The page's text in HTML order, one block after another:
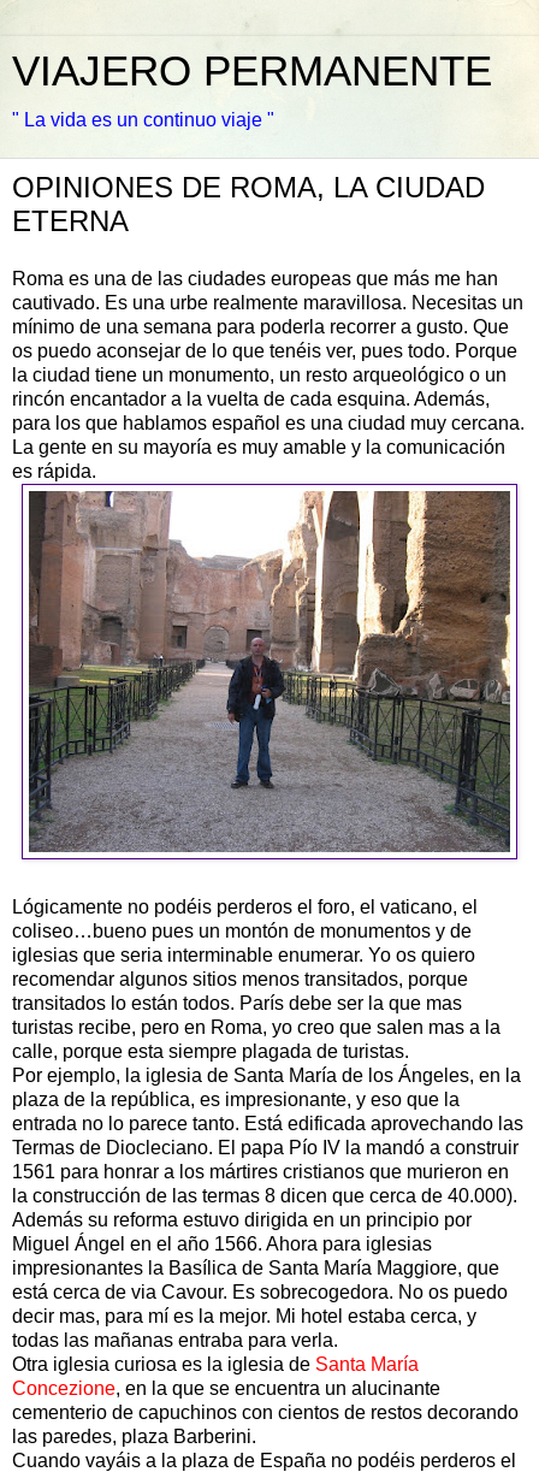
VIAJERO PERMANENTE
" La vida es un continuo viaje "
OPINIONES DE ROMA, LA CIUDAD
ETERNA
Roma es una de las ciudades europeas que más me han
cautivado. Es una urbe realmente maravillosa. Necesitas un
mínimo de una semana para poderla recorrer a gusto. Que
os puedo aconsejar de lo que tenéis ver, pues todo. Porque
la ciudad tiene un monumento, un resto arqueológico o un
rincón encantador a la vuelta de cada esquina. Además,
para los que hablamos español es una ciudad muy cercana.
La gente en su mayoría es muy amable y la comunicación
es rápida.
Lógicamente no podéis perderos el foro, el vaticano, el
coliseo…bueno pues un montón de monumentos y de
iglesias que seria interminable enumerar. Yo os quiero
recomendar algunos sitios menos transitados, porque
transitados lo están todos. París debe ser la que mas
turistas recibe, pero en Roma, yo creo que salen mas a la
calle, porque esta siempre plagada de turistas.
Por ejemplo, la iglesia de Santa María de los Ángeles, en la
plaza de la república, es impresionante, y eso que la
entrada no lo parece tanto. Está edificada aprovechando las
Termas de Diocleciano. El papa Pío IV la mandó a construir
1561 para honrar a los mártires cristianos que murieron en
la construcción de las termas 8 dicen que cerca de 40.000).
Además su reforma estuvo dirigida en un principio por
Miguel Ángel en el año 1566. Ahora para iglesias
impresionantes la Basílica de Santa María Maggiore, que
está cerca de via Cavour. Es sobrecogedora. No os puedo
decir mas, para mí es la mejor. Mi hotel estaba cerca, y
todas las mañanas entraba para verla.
Otra iglesia curiosa es la iglesia de Santa María
Concezione, en la que se encuentra un alucinante
cementerio de capuchinos con cientos de restos decorando
las paredes, plaza Barberini.
Cuando vayáis a la plaza de España no podéis perderos el